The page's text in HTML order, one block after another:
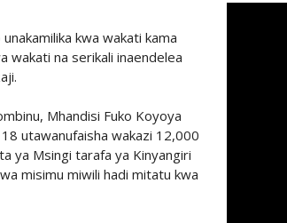
kwa wakati kama
wakati na serikali inaendelea
Mhandisi Fuko Koyoya
utawanufaisha wakazi 12,000
ya Msingi tarafa ya Kinyangiri
misimu miwili hadi mitatu kwa